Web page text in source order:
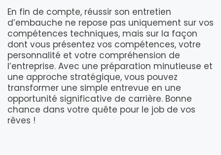
En fin de compte, réussir son entretien
d’embauche ne repose pas uniquement sur vos
compétences techniques, mais sur la façon
dont vous présentez vos compétences, votre
personnalité et votre compréhension de
l’entreprise. Avec une préparation minutieuse et
une approche stratégique, vous pouvez
transformer une simple entrevue en une
opportunité significative de carrière. Bonne
chance dans votre quête pour le job de vos
rêves !